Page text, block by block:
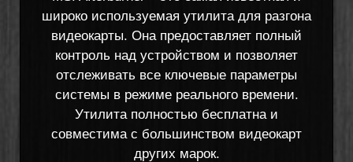
широко используемая утилита для разгона
видеокарты. Она предоставляет полный
контроль над устройством и позволяет
отслеживать все ключевые параметры
системы в режиме реального времени.
Утилита полностью бесплатна и
совместима с большинством видеокарт
других марок.